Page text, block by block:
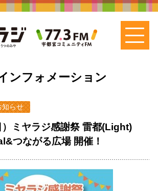
ンフォメーション
知らせ
ミヤラジ感謝祭 雷都(Light)
つながる広場 開催！